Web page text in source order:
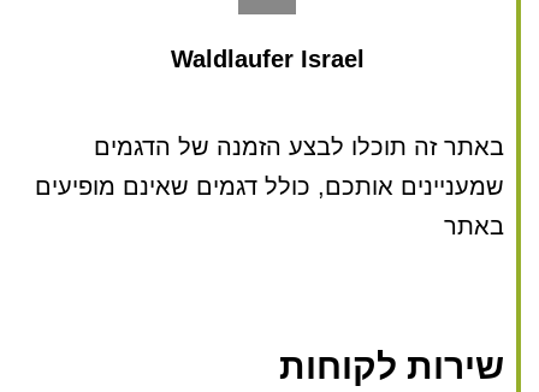
Waldlaufer Israel
באתר זה תוכלו לבצע הזמנה של הדגמים
שמעניינים אותכם, כולל דגמים שאינם מופיעים
באתר
שירות לקוחות